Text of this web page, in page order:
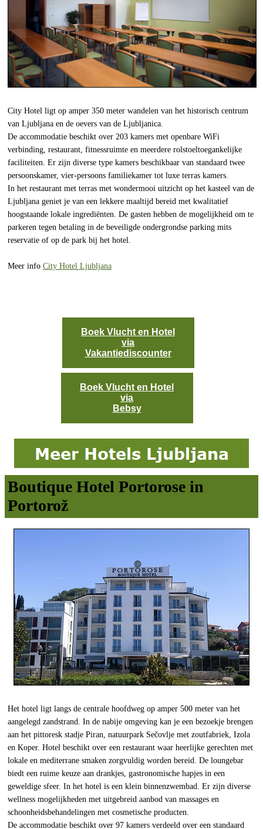
City Hotel ligt op amper 350 meter wandelen van het historisch centrum
van Ljubljana en de oevers van de Ljubljanica.
De accommodatie beschikt over 203 kamers met openbare WiFi
verbinding, restaurant, fitnessruimte en meerdere rolstoeltoegankelijke
faciliteiten. Er zijn diverse type kamers beschikbaar van standaard twee
persoonskamer, vier-persoons familiekamer tot luxe terras kamers.
In het restaurant met terras met wondermooi uitzicht op het kasteel van de
Ljubljana geniet je van een lekkere maaltijd bereid met kwalitatief
hoogstaande lokale ingrediënten. De gasten hebben de mogelijkheid om te
parkeren tegen betaling in de beveiligde ondergrondse parking mits
reservatie of op de park bij het hotel.
Meer info City Hotel Ljubljana
Boek Vlucht en Hotel
via
Vakantiediscounter
Boek Vlucht en Hotel
via
Bebsy
Boutique Hotel Portorose in
Portorož
Het hotel ligt langs de centrale hoofdweg op amper 500 meter van het
aangelegd zandstrand. In de nabije omgeving kan je een bezoekje brengen
aan het pittoresk stadje Piran, natuurpark Sečovlje met zoutfabriek, Izola
en Koper. Hotel beschikt over een restaurant waar heerlijke gerechten met
lokale en mediterrane smaken zorgvuldig worden bereid. De loungebar
biedt een ruime keuze aan drankjes, gastronomische hapjes in een
geweldige sfeer. In het hotel is een klein binnenzwembad. Er zijn diverse
wellness mogelijkheden met uitgebreid aanbod van massages en
schoonheidsbehandelingen met cosmetische producten.
De accommodatie beschikt over 97 kamers verdeeld over een standaard